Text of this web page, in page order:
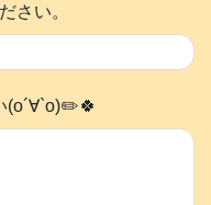
さい。
(о´∀`о)✏️🍀